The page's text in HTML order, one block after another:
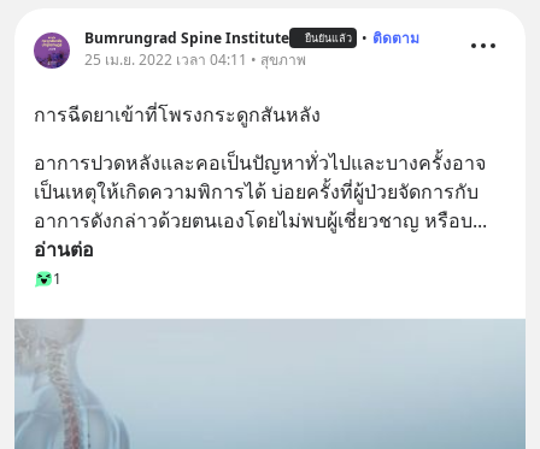
Bumrungrad Spine Institute ยืนยันแล้ว • ติดตาม
25 เม.ย. 2022 เวลา 04:11 • สุขภาพ
การฉีดยาเข้าที่โพรงกระดูกสันหลัง
อาการปวดหลังและคอเป็นปัญหาทั่วไปและบางครั้งอาจ
เป็นเหตุให้เกิดความพิการได้ บ่อยครั้งที่ผู้ป่วยจัดการกับ
อาการดังกล่าวด้วยตนเองโดยไม่พบผู้เชี่ยวชาญ หรือบ
อ่านต่อ
1